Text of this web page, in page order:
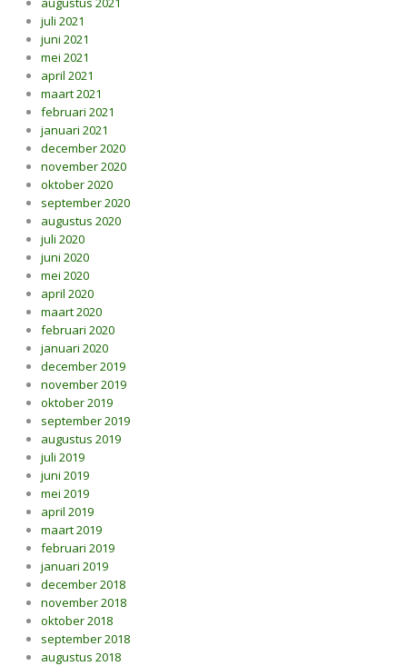
juli 2021
juni 2021
mei 2021
april 2021
maart 2021
februari 2021
januari 2021
december 2020
november 2020
oktober 2020
september 2020
augustus 2020
juli 2020
juni 2020
mei 2020
april 2020
maart 2020
februari 2020
januari 2020
december 2019
november 2019
oktober 2019
september 2019
augustus 2019
juli 2019
juni 2019
mei 2019
april 2019
maart 2019
februari 2019
januari 2019
december 2018
november 2018
oktober 2018
september 2018
augustus 2018